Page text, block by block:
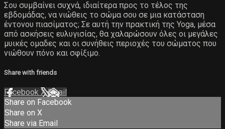
Σου συμβαίνει συχνά, ιδιαίτερα προς το τέλος της
εβδομάδας, να νιώθεις το σώμα σου σε μια κατάσταση
έντονου πιασίματος; Σε αυτή την πρακτική της Yoga, μέσα
από ασκήσεις ευλυγισίας, θα χαλαρώσουν όλες οι μεγάλες
μυικές ομαδες και οι συνήθεις περιοχές του σώματος που
νιώθουν πόνο και σφίξιμο.
Share with friends
Facebook XEmail
Share on Facebook
Share on X
Share via Email